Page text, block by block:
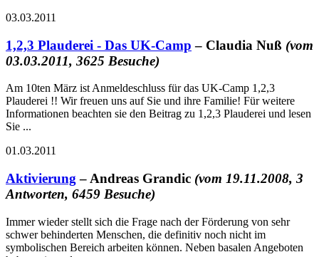
03.03.2011
1,2,3 Plauderei - Das UK-Camp – Claudia Nuß (vom
03.03.2011, 3625 Besuche)
Am 10ten März ist Anmeldeschluss für das UK-Camp 1,2,3
Plauderei !! Wir freuen uns auf Sie und ihre Familie! Für weitere
Informationen beachten sie den Beitrag zu 1,2,3 Plauderei und lesen
Sie ...
01.03.2011
Aktivierung – Andreas Grandic (vom 19.11.2008, 3
Antworten, 6459 Besuche)
Immer wieder stellt sich die Frage nach der Förderung von sehr
schwer behinderten Menschen, die definitiv noch nicht im
symbolischen Bereich arbeiten können. Neben basalen Angeboten